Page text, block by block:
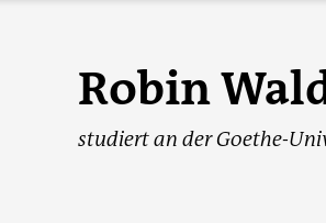
Robin
studiert an der Goethe-